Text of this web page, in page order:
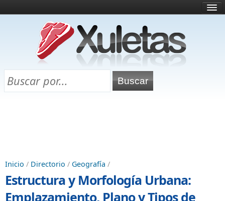
¿Qué es esto?
Directorio
Chuletas para exámenes
Inicio / Directorio / Geografía /
Estructura y Morfología Urbana:
Emplazamiento, Plano y Tipos de